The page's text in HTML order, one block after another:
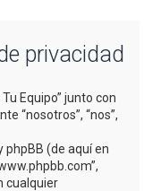
privacidad
Equipo” junto con
“nosotros”, “nos”,
phpBB (de aquí en
cualquier